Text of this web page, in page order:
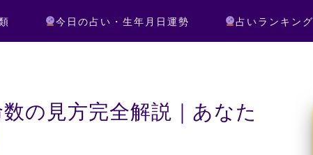
今日の占い・生年月日運勢 占いランキング
の見方完全解説｜あなた